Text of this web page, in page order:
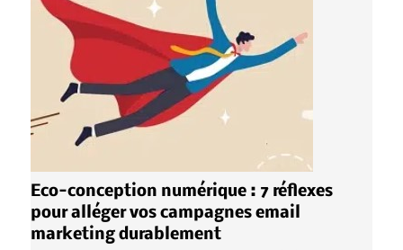
Eco-conception numérique : 7 réflexes
pour alléger vos campagnes email
marketing durablement